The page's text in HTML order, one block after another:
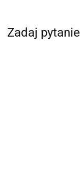
Zadaj pytanie